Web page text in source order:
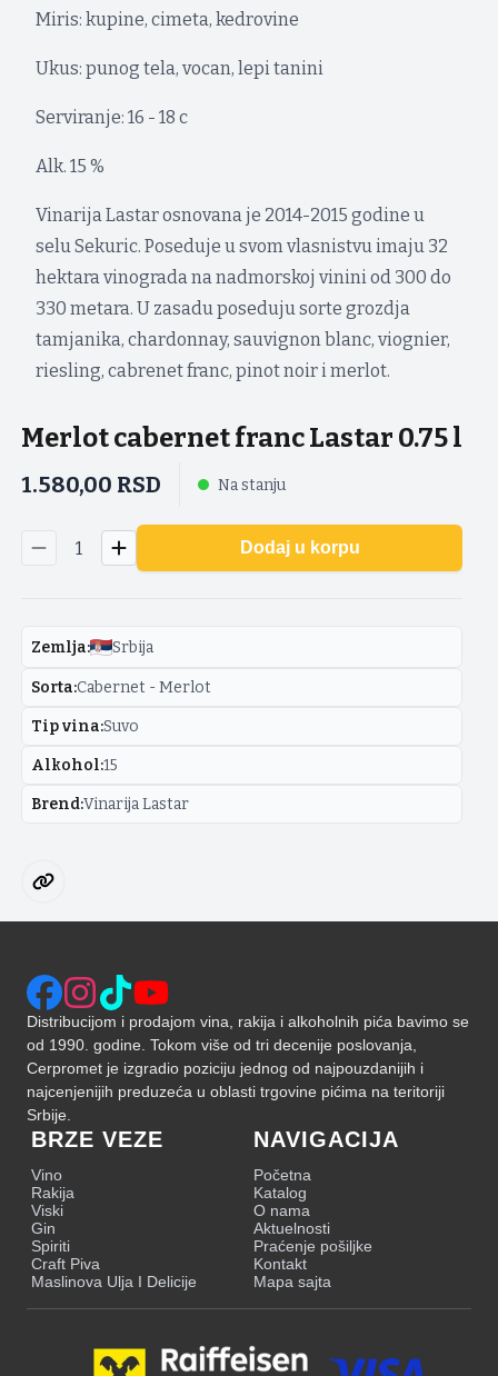
Miris: kupine, cimeta, kedrovine
Ukus: punog tela, vocan, lepi tanini
Serviranje: 16 - 18 c
Alk. 15 %
Vinarija Lastar osnovana je 2014-2015 godine u
selu Sekuric. Poseduje u svom vlasnistvu imaju 32
hektara vinograda na nadmorskoj vinini od 300 do
330 metara. U zasadu poseduju sorte grozdja
tamjanika, chardonnay, sauvignon blanc, viognier,
riesling, cabrenet franc, pinot noir i merlot.
Merlot cabernet franc Lastar 0.75 l
1.580,00 RSD Na stanju
1 Dodaj u korpu
Zemlja: Srbija
Sorta:Cabernet - Merlot
Tip vina:Suvo
Alkohol:15
Brend:Vinarija Lastar
Distribucijom i prodajom vina, rakija i alkoholnih pića bavimo se
od 1990. godine. Tokom više od tri decenije poslovanja,
Cerpromet je izgradio poziciju jednog od najpouzdanijih i
najcenjenijih preduzeća u oblasti trgovine pićima na teritoriji
Srbije.
BRZE VEZE
Vino
Rakija
Viski
Gin
Spiriti
Craft Piva
Maslinova Ulja I Delicije
NAVIGACIJA
Početna
Katalog
O nama
Aktuelnosti
Praćenje pošiljke
Kontakt
Mapa sajta